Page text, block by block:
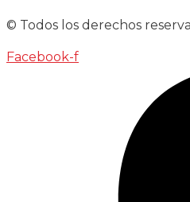
© Todos los derechos
Facebook-f